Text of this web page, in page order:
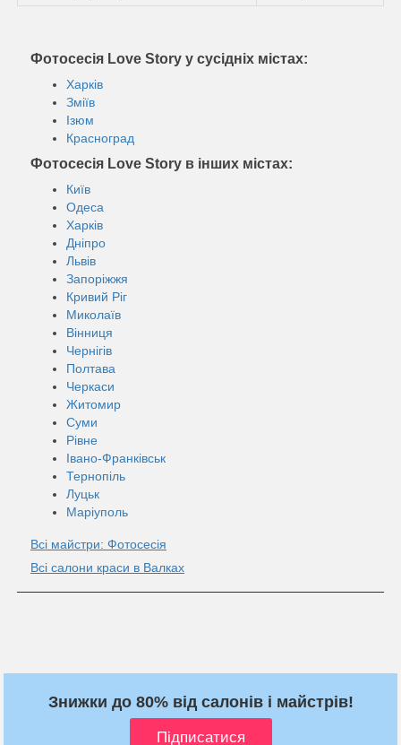
Фотосесія Love Story у сусідніх містах:
Харків
Зміїв
Ізюм
Красноград
Фотосесія Love Story в інших містах:
Київ
Одеса
Харків
Дніпро
Львів
Запоріжжя
Кривий Ріг
Миколаїв
Вінниця
Чернігів
Полтава
Черкаси
Житомир
Суми
Рівне
Івано-Франківськ
Тернопіль
Луцьк
Маріуполь
Всі майстри: Фотосесія
Всі салони краси в Валках
Знижки до 80% від салонів і майстрів!